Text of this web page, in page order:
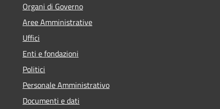
Organi di Governo
Aree Amministrative
Uffici
Enti e fondazioni
Politici
Personale Amministrativo
Documenti e dati